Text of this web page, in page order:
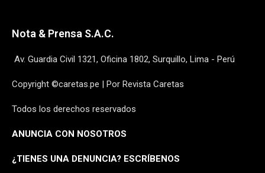
Nota & Prensa S.A.C.
Av. Guardia Civil 1321, Oficina 1802, Surquillo, Lima - Perú
Copyright ©caretas.pe | Por Revista Caretas
Todos los derechos reservados
ANUNCIA CON NOSOTROS
¿TIENES UNA DENUNCIA? ESCRÍBENOS